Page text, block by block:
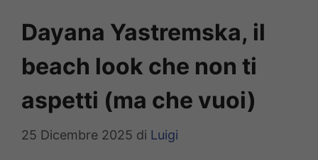
Dayana Yastremska, il
beach look che non ti
aspetti (ma che vuoi)
25 Dicembre 2025 di Luigi